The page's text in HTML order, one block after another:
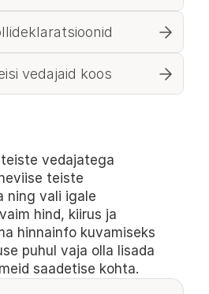
vedajaid koos
vedajatega
teiste
ning vali igale
hind, kiirus ja
hinnainfo kuvamiseks
puhul vaja olla lisada
saadetise kohta.